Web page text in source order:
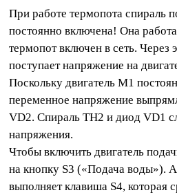
При работе термопота спираль
постоянно включена! Она
термопот включен в сеть. Через
поступает напряжение на
Поскольку двигатель M1
переменное напряжение
VD2. Спираль TH2 и диод VD1
напряжения.
Чтобы включить двигатель
на кнопку S3 («Подача воды»).
выполняет клавиша S4, которая